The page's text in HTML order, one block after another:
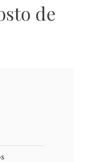
de